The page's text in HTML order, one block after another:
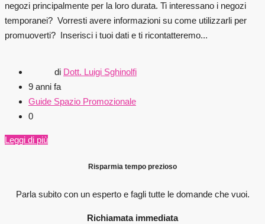
negozi principalmente per la loro durata. Ti interessano i negozi
temporanei? Vorresti avere informazioni su come utilizzarli per
promuoverti? Inserisci i tuoi dati e ti ricontatteremo...
di Dott. Luigi Sghinolfi
9 anni fa
Guide Spazio Promozionale
0
Leggi di più
Risparmia tempo prezioso
Parla subito con un esperto e faglitutte le domande che vuoi.
Richiamata immediata